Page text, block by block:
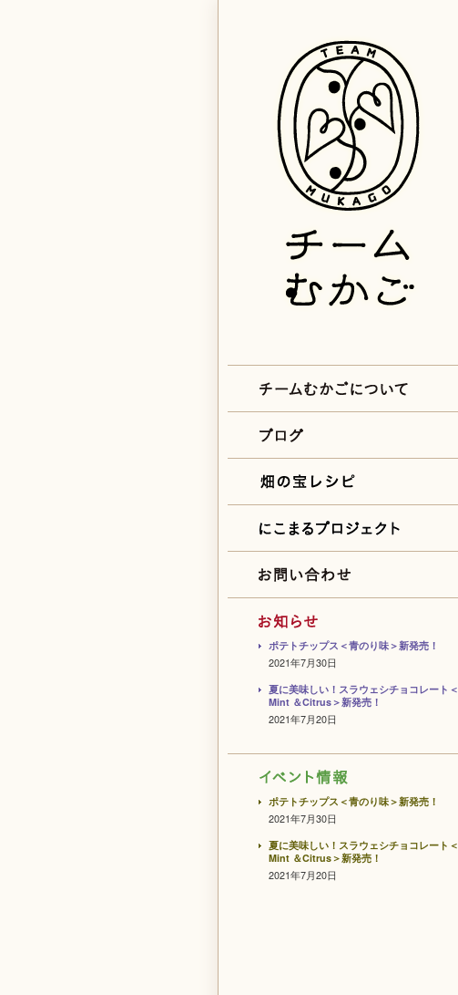
ポテトチップス＜青のり味＞新発売！
2021年7月30日
夏に美味しい！スラウェシチョコレート＜
Mint ＆Citrus＞新発売！
2021年7月20日
ポテトチップス＜青のり味＞新発売！
2021年7月30日
夏に美味しい！スラウェシチョコレート＜
Mint ＆Citrus＞新発売！
2021年7月20日